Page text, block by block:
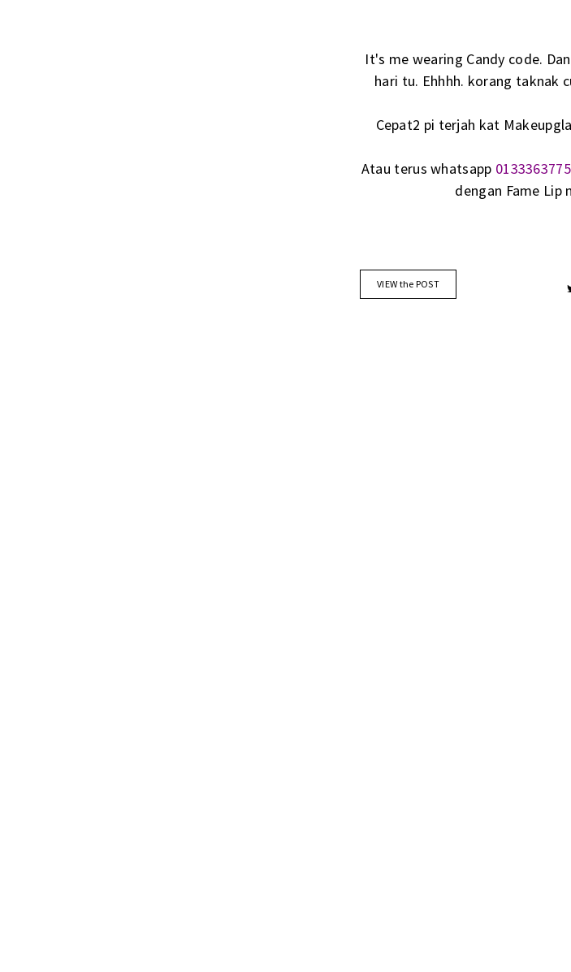
It's me wearing Candy code.
hari tu. Ehhhh. korang taknak
Cepat2 pi terjah kat
Atau terus whatsapp 0133363775
dengan Fame Lip
VIEW the POST